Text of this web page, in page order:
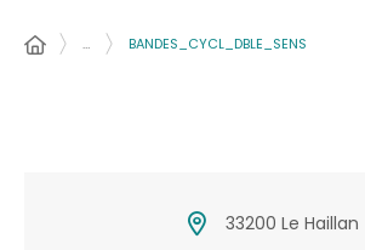
… BANDES_CYCL_DBLE_SENS
33200 Le Haillan